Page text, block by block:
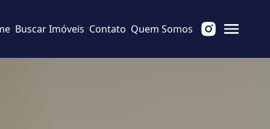
Buscar Imóveis Contato Quem Somos